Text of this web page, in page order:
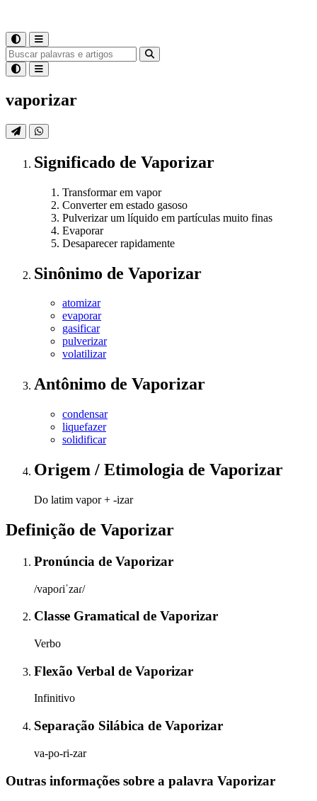
vaporizar
Significado de Vaporizar
Transformar em vapor
Converter em estado gasoso
Pulverizar um líquido em partículas muito finas
Evaporar
Desaparecer rapidamente
Sinônimo de Vaporizar
atomizar
evaporar
gasificar
pulverizar
volatilizar
Antônimo de Vaporizar
condensar
liquefazer
solidificar
Origem / Etimologia de Vaporizar
Do latim vapor + -izar
Definição de Vaporizar
Pronúncia de Vaporizar
/vapoɾiˈzaɾ/
Classe Gramatical de Vaporizar
Verbo
Flexão Verbal de Vaporizar
Infinitivo
Separação Silábica de Vaporizar
va-po-ri-zar
Outras informações sobre a palavra Vaporizar